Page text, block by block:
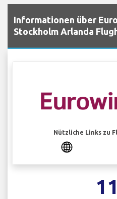
Informationen über
Stockholm Arlanda
Nützliche Links zu